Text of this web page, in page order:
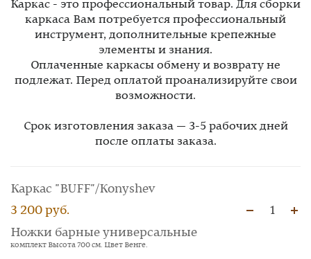
Каркас - это профессиональный товар. Для сборки
каркаса Вам потребуется профессиональный
инструмент, дополнительные крепежные
элементы и знания.
Оплаченные каркасы обмену и возврату не
подлежат. Перед оплатой проанализируйте свои
возможности.
Срок изготовления заказа — 3-5 рабочих дней
после оплаты заказа.
Каркас "BUFF"/Konyshev
3 200 руб.
1
Ножки барные универсальные
комплект Высота 700 см. Цвет Венге.